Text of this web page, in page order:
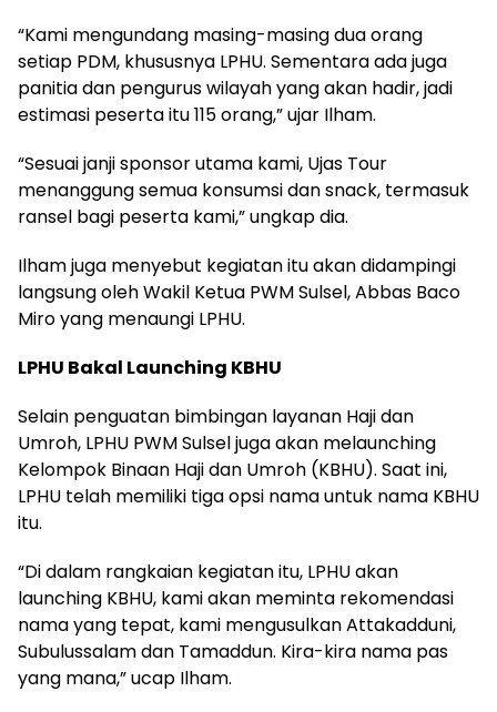
“Kami mengundang masing-masing dua orang
setiap PDM, khususnya LPHU. Sementara ada juga
panitia dan pengurus wilayah yang akan hadir, jadi
estimasi peserta itu 115 orang,” ujar Ilham.
“Sesuai janji sponsor utama kami, Ujas Tour
menanggung semua konsumsi dan snack, termasuk
ransel bagi peserta kami,” ungkap dia.
Ilham juga menyebut kegiatan itu akan didampingi
langsung oleh Wakil Ketua PWM Sulsel, Abbas Baco
Miro yang menaungi LPHU.
LPHU Bakal Launching KBHU
Selain penguatan bimbingan layanan Haji dan
Umroh, LPHU PWM Sulsel juga akan melaunching
Kelompok Binaan Haji dan Umroh (KBHU). Saat ini,
LPHU telah memiliki tiga opsi nama untuk nama KBHU
itu.
“Di dalam rangkaian kegiatan itu, LPHU akan
launching KBHU, kami akan meminta rekomendasi
nama yang tepat, kami mengusulkan Attakadduni,
Subulussalam dan Tamaddun. Kira-kira nama pas
yang mana,” ucap Ilham.